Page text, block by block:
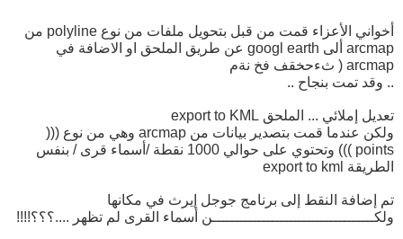
أخواني الأعزاء قمت من قبل بتحويل ملفات من نوع polyline من
arcmap ألى googl earth عن طريق الملحق او الاضافة في
arcmap ( ثءحخقف فخ نةم
.. وقد تمت بنجاح ..
تعديل إملائي ... الملحق export to KML
ولكن عندما قمت بتصدير بيانات من arcmap وهي من نوع (((
points ))) وتحتوي على حوالي 1000 نقطة /أسماء قرى / بنفس
الطريقة export to kml
تم إضافة النقط إلى برنامج جوجل إيرث في مكانها
ولكــــــــــــــــــــــــــــــــــــن أسماء القرى لم تظهر ....؟؟؟!!!!